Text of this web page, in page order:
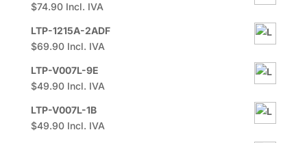
$74.90 Incl. IVA
LTP-1215A-2ADF
$69.90 Incl. IVA
LTP-V007L-9E
$49.90 Incl. IVA
LTP-V007L-1B
$49.90 Incl. IVA